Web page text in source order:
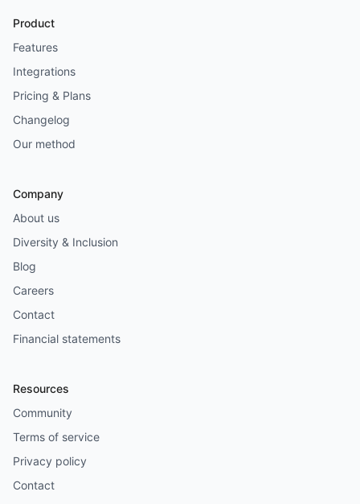
Product
Features
Integrations
Pricing & Plans
Changelog
Our method
Company
About us
Diversity & Inclusion
Blog
Careers
Contact
Financial statements
Resources
Community
Terms of service
Privacy policy
Contact